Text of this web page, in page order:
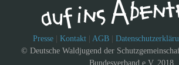
Presse Kontakt AGB
© Deutsche Waldjugend der
Bundesverband e.V. 2018